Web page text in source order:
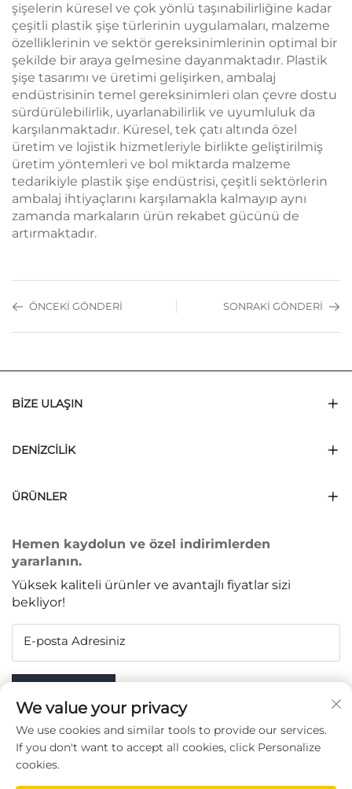
şişelerin küresel ve çok yönlü taşınabilirliğine kadar
çeşitli plastik şişe türlerinin uygulamaları, malzeme
özelliklerinin ve sektör gereksinimlerinin optimal bir
şekilde bir araya gelmesine dayanmaktadır. Plastik
şişe tasarımı ve üretimi gelişirken, ambalaj
endüstrisinin temel gereksinimleri olan çevre dostu
sürdürülebilirlik, uyarlanabilirlik ve uyumluluk da
karşılanmaktadır. Küresel, tek çatı altında özel
üretim ve lojistik hizmetleriyle birlikte geliştirilmiş
üretim yöntemleri ve bol miktarda malzeme
tedarikiyle plastik şişe endüstrisi, çeşitli sektörlerin
ambalaj ihtiyaçlarını karşılamakla kalmayıp aynı
zamanda markaların ürün rekabet gücünü de
artırmaktadır.
ÖNCEKI GÖNDERI SONRAKI GÖNDERI
BIZE ULAŞIN
DENIZCILIK
ÜRÜNLER
Hemen kaydolun ve özel indirimlerden
yararlanın.
Yüksek kaliteli ürünler ve avantajlı fiyatlar sizi
bekliyor!
E-posta Adresiniz
BIZI TAKIP EDIN
We value your privacy
We use cookies and similar tools to provide our services.
If you don't want to accept all cookies, click Personalize
cookies.